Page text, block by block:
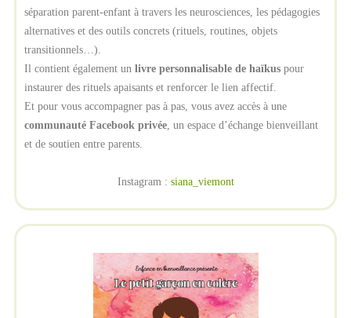
séparation parent-enfant à travers les neurosciences, les pédagogies
alternatives et des outils concrets (rituels, routines, objets
transitionnels…).
Il contient également un livre personnalisable de haïkuspour
instaurer des rituels apaisants et renforcer le lien affectif.
Et pour vous accompagner pas à pas, vous avez accès à une
communauté Facebook privée, un espace d’échange bienveillant
et de soutien entre parents.
Instagram : siana_viemont